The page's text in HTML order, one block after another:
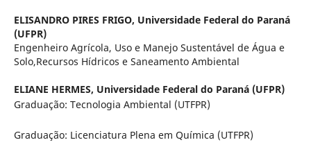
ELISANDRO PIRES FRIGO, Universidade Federal do Paraná
(UFPR)
Engenheiro Agrícola, Uso e Manejo Sustentável de Água e
Solo,Recursos Hídricos e Saneamento Ambiental
ELIANE HERMES, Universidade Federal do Paraná (UFPR)
Graduação: Tecnologia Ambiental (UTFPR)
Graduação: Licenciatura Plena em Química (UTFPR)